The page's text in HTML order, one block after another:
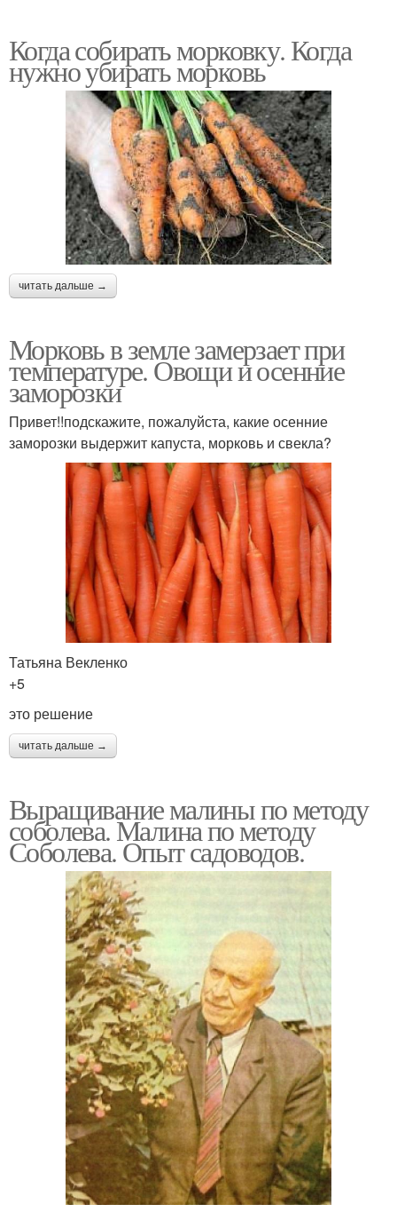
Когда собирать морковку. Когда
нужно убирать морковь
читать дальше →
Морковь в земле замерзает при
температуре. Овощи и осенние
заморозки
Привет!!подскажите, пожалуйста, какие осенние
заморозки выдержит капуста, морковь и свекла?
Татьяна Векленко
+5
это решение
читать дальше →
Выращивание малины по методу
соболева. Малина по методу
Соболева. Опыт садоводов.